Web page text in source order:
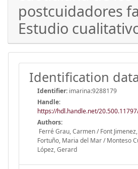
postcuidadores
Estudio
Identification data
Identifier: imarina:9288179
Handle:
https://hdl.handle.net/
Authors:
Ferré Grau, Carmen / Font
Fortuño, Maria del Mar / Monteso
López, Gerard